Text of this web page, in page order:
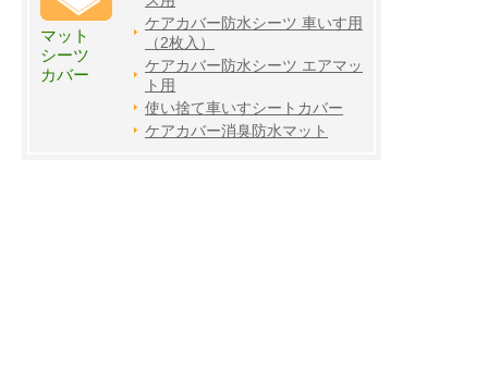
マット
シーツ
カバー
ケアカバー防水シーツ 車いす用
（2枚入）
ケアカバー防水シーツ エアマッ
ト用
使い捨て車いすシートカバー
ケアカバー消臭防水マット